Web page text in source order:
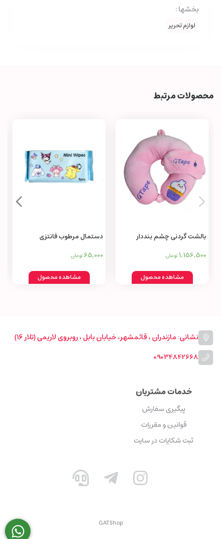
بخشها :
لوازم تحریر
محصولات مرتبط
بالشت گردنی چشم بنددار
1,156,500 تومان
مشاهده محصول
دستمال مرطوب فانتزی
65,000تومان
مشاهده محصول
نشانی: مازندران ، قائمشهر، خیابان بابل ، روبروی لاریمی (تلار ۱۶)
09034842668
خدمات مشتریان
پیگیری سفارش
قوانین و مقررات
ثبت شکایات در سایت
GATShop